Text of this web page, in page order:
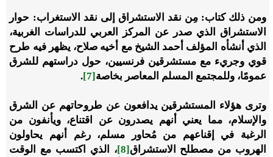
ومن ذلك كتاب: مِن نقد الاستشراق إلى نقد الاستغراب: حوار
الاستشراق الذي صدر عن المركز العربي للدراسات الغربية،
الذي أنشأه المؤلف أحمد الشيخ مع أخيه صلاح، يظهر فيه طرح
قوي وجريء مع مستشرقين فرنسيين، حول دراستهم للشرق
عمومًا، وللمجتمع المسلم المعاصر بخاصة[7]
.
وترى هؤلاء المستشرقين يدافعون عن طروحاتهم عن الشرق
والإسلام، مما يعني أنهم يصدرون عن اقتناع، ويأنفون من
الرغبة في إقناعهم من مُحاور مسلم، رغم أنهم يحاولون
الهروب من مصطلح الاستشراق[8]
، الذي اكتسب مع الوقت